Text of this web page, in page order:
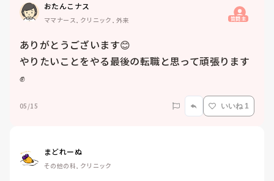
おたんこナス
ママナース, クリニック, 外来 質問主
ありがとうございます😊
やりたいことをやる最後の転職と思って頑張ります
✊
05/15 いいね 1
まどれーぬ
その他の科, クリニック